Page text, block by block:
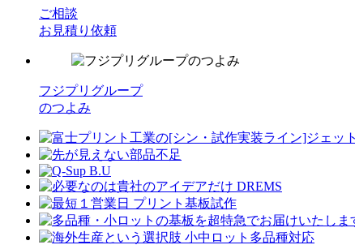
ご相談
お見積り依頼
フジプリグループ
のつよみ